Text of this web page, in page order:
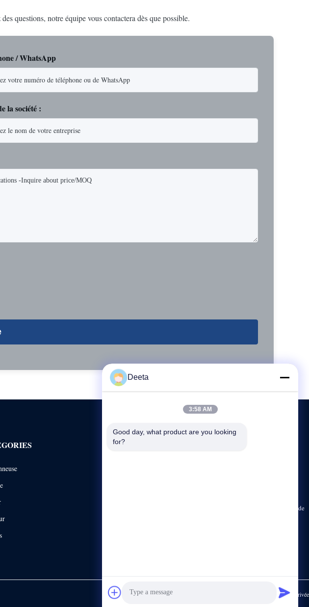
questions, notre équipe vous contactera dès que possible.
/ WhatsApp
la société :
Le bâtiment 2, Xingyuehui, n° 56, rue Laifengwu, district de
Politique en matière de protection de la vie privée
Deeta
3:58 AM
Good day, what product are you looking
for?